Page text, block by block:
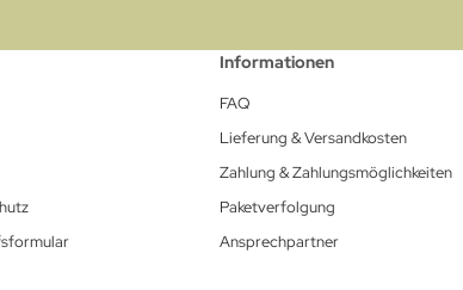
Informationen
FAQ
Lieferung & Versandkosten
Zahlung & Zahlungsmöglichkeiten
Paketverfolgung
Ansprechpartner